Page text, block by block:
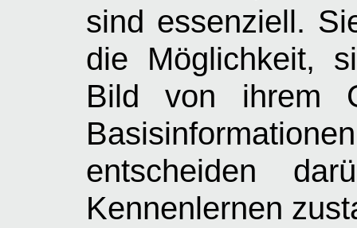
sind essenziell.
die Möglichkeit,
Bild von ihrem
entscheiden
Kennenlernen